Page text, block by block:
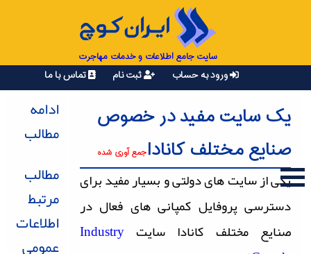
سایت جامع اطلاعات و خدمات مهاجرت
ورود به حساب ثبت نام تماس با ما
ادامه
مطالب
مطالب
مرتبط
اطلاعات
عمومی
یک سایت مفید در خصوص
صنایع مختلف کاناداجمع آوری شده
یکی از سایت های دولتی و بسیار مفید برای
دسترسی پروفایل کمپانی های فعال در
صنایع مختلف کانادا سایتIndustry